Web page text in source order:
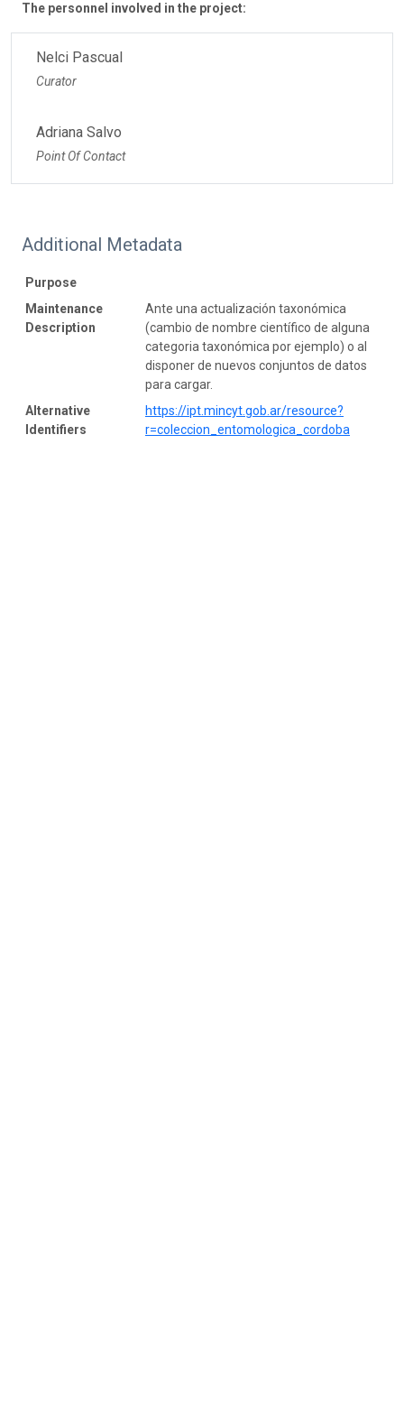
The personnel involved in the project:
Nelci Pascual
Curator
Adriana Salvo
Point Of Contact
Additional Metadata
Purpose
Maintenance
Description
Ante una actualización taxonómica
(cambio de nombre científico de alguna
categoria taxonómica por ejemplo) o al
disponer de nuevos conjuntos de datos
para cargar.
Alternative
Identifiers
https://ipt.mincyt.gob.ar/resource?
r=coleccion_entomologica_cordoba